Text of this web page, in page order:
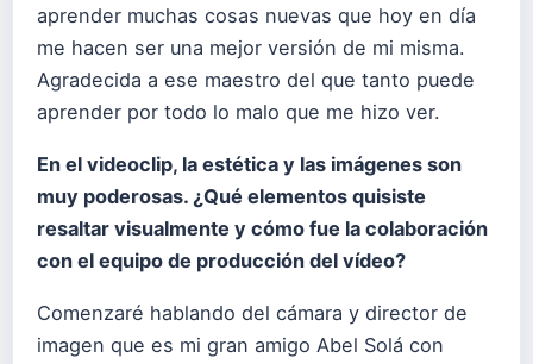
aprender muchas cosas nuevas que hoy en día
me hacen ser una mejor versión de mi misma.
Agradecida a ese maestro del que tanto puede
aprender por todo lo malo que me hizo ver.
En el videoclip, la estética y las imágenes son
muy poderosas. ¿Qué elementos quisiste
resaltar visualmente y cómo fue la colaboración
con el equipo de producción del vídeo?
Comenzaré hablando del cámara y director de
imagen que es mi gran amigo Abel Solá con